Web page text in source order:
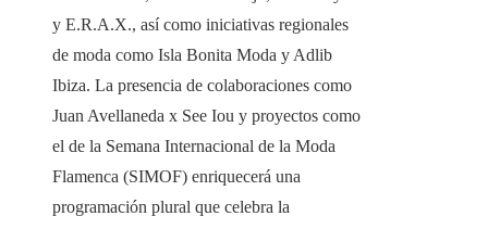
y E.R.A.X., así como iniciativas regionales
de moda como Isla Bonita Moda y Adlib
Ibiza. La presencia de colaboraciones como
Juan Avellaneda x See Iou y proyectos como
el de la Semana Internacional de la Moda
Flamenca (SIMOF) enriquecerá una
programación plural que celebra la